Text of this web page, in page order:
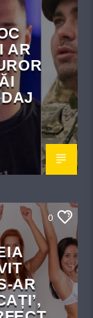
AR
0
AR